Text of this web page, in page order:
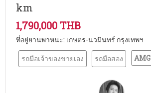
km
1,790,000 THB
ที่อยู่ยานพาหนะ: เกษตร-นวมินทร์ กรุงเทพฯ
รถมือเจ้าของขายเอง
รถมือสอง AMG